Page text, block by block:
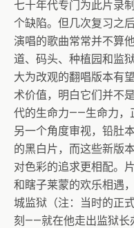
七十年代专门为此片录
个缺陷。但几次复习之
演唱的歌曲常常并不算
道、码头、种植园和监
大为改观的翻唱版本有
术价值，明白它们并不
代的生命力——生命力，
另一个角度审视，铅肚
的黑白片，而这些新版
对色彩的追求更相配。
和瞎子莱蒙的欢乐相遇
城监狱（注：当时的正
刻——就在他走出监狱长